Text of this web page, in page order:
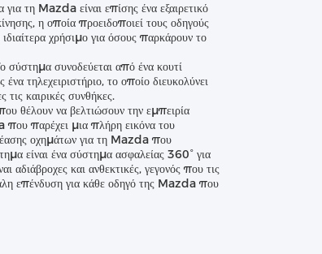
τη Mazda είναι επίσης ένα εξαιρετικό
η οποία προειδοποιεί τους οδηγούς
χρήσιμο για όσους παρκάρουν το
συνοδεύεται από ένα κουτί
τηλεχειριστήριο, το οποίο διευκολύνει
καιρικές συνθήκες.
θέλουν να βελτιώσουν την εμπειρία
παρέχει μια πλήρη εικόνα του
οχημάτων για τη Mazda που
είναι ένα σύστημα ασφαλείας 360° για
και ανθεκτικές, γεγονός που τις
επένδυση για κάθε οδηγό της Mazda που